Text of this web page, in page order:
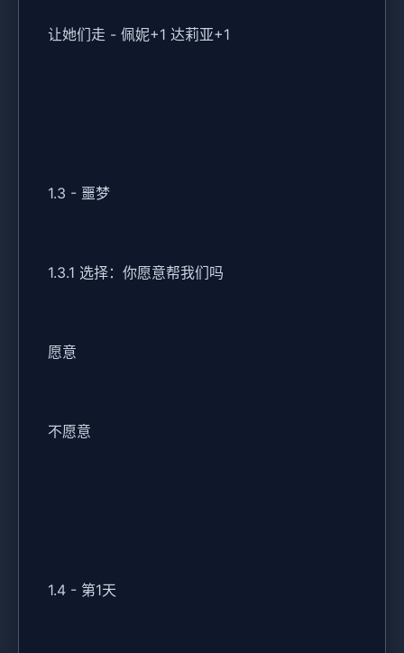
让她们走 - 佩妮+1 达莉亚+1
1.3 - 噩梦
1.3.1 选择：你愿意帮我们吗
愿意
不愿意
1.4 - 第1天